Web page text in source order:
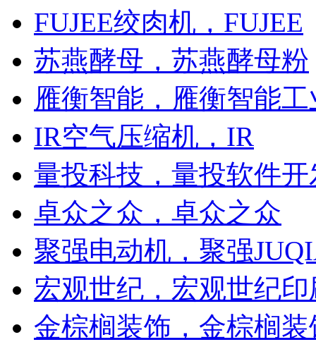
FUJEE绞肉机，FUJEE
苏燕酵母，苏燕酵母粉
雁衡智能，雁衡智能
IR空气压缩机，IR
量投科技，量投软件
卓众之众，卓众之众
聚强电动机，聚强
宏观世纪，宏观世纪
金棕榈装饰，金棕榈